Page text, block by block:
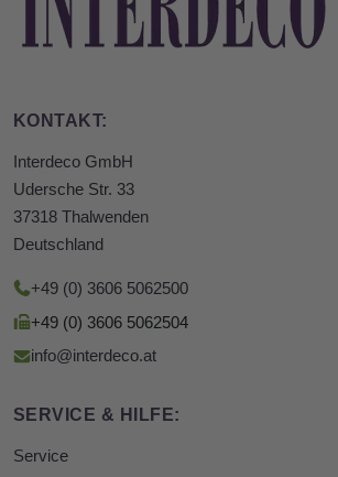
KONTAKT:
Interdeco GmbH
Udersche Str. 33
37318 Thalwenden
Deutschland
+49 (0) 3606 5062500
+49 (0) 3606 5062504
info@interdeco.at
SERVICE & HILFE:
Service